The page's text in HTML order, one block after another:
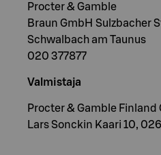
Procter & Gamble
Braun GmbH Sulzbacher
Schwalbach am Taunus
020 377877
Valmistaja
Procter & Gamble Finland
Lars Sonckin Kaari 10,